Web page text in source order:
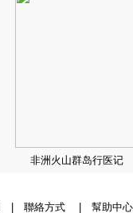
非洲火山群岛行医记
聯絡方式| 幫助中心